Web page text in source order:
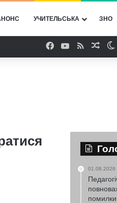
УЧИТЕЛЬСЬКА ЗНО
Facebook
YouTube
RSS
01.08.2026
помилки